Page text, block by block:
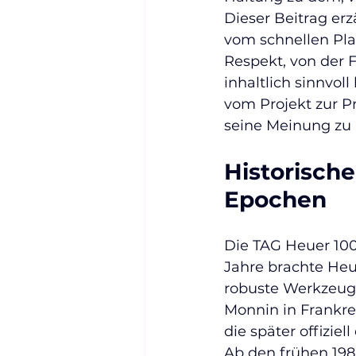
Dieser Beitrag
vom schnellen
Respekt, von der
inhaltlich sinnvoll
vom Projekt zur
seine Meinung zu
Epochen
Die TAG Heuer
Jahre brachte
robuste
Monnin in
die später offiziell